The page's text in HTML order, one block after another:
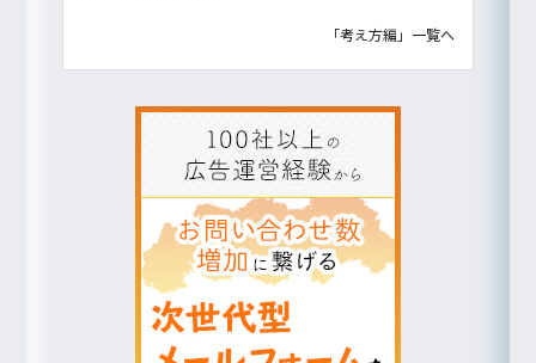
「考え方編」一覧へ